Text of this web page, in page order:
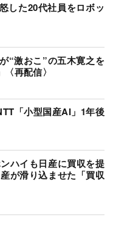
した20代社員をロボッ
“激おこ”の五木寛之を
再配信〉
「小型国産AI」1年後
ハイも日産に買収を提
が滑り込ませた「買収